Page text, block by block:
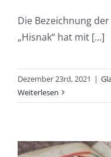
Die Bezeichnung
„Hisnak“ hat mit [...]
Dezember 23rd, 2021 |
Weiterlesen